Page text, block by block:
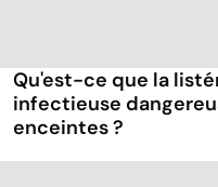
Qu'est-ce que la
infectieuse
enceintes ?